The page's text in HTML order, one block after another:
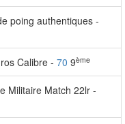
poing authentiques -
Calibre - 70 9ème
Militaire Match 22lr -